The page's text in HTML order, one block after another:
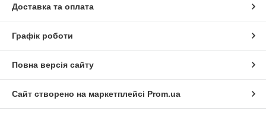
Доставка та оплата
Графік роботи
Повна версія сайту
Сайт створено на маркетплейсі Prom.ua